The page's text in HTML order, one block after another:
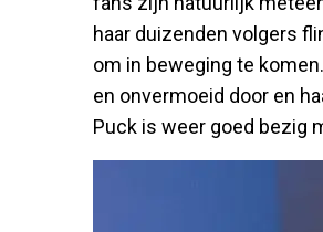
haar duizenden volgers
om in beweging te
en onvermoeid door en
Puck is weer goed bezig